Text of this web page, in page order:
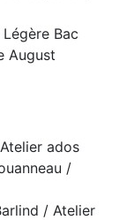
Bac
August
ados
/
/ Atelier